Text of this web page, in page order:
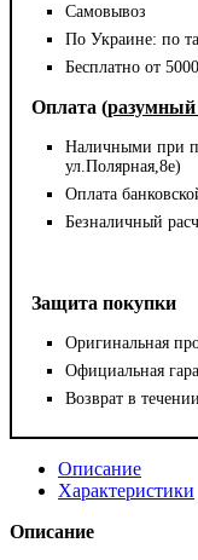
Самовывоз
По Украине: по
Бесплатно от
Оплата (разумный
Наличными при
ул.Полярная,8е)
Оплата
Безналичный
Защита покупки
Оригинальная
Официальная
Возврат в
Описание
Характеристики
Описание